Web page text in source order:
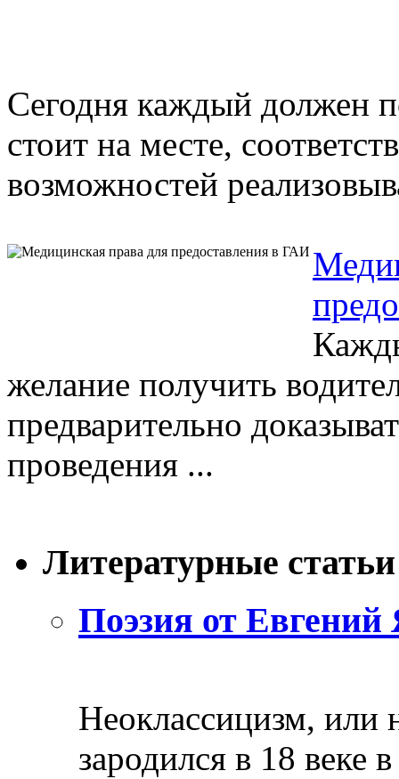
Сегодня каждый должен
стоит на месте,
возможностей
желание получить
предварительно
проведения ...
Литературные статьи
Поэзия от Евгений
Неоклассицизм, или
зародился в 18 веке